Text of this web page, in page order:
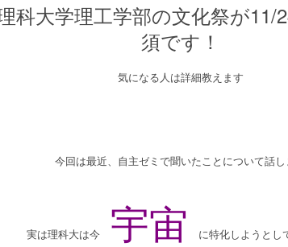
科大学理工学部の文化祭が11/
須です！
気になる人は詳細教えます
今回は最近、自主ゼミで聞いたことについて話し
実は理科大は今 宇宙 に特化しようとし